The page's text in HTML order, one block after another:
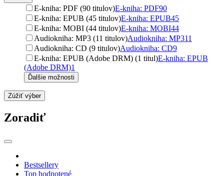
E-kniha: PDF (90 titulov)E-kniha: PDF90
E-kniha: EPUB (45 titulov)E-kniha: EPUB45
E-kniha: MOBI (44 titulov)E-kniha: MOBI44
Audiokniha: MP3 (11 titulov)Audiokniha: MP311
Audiokniha: CD (9 titulov)Audiokniha: CD9
E-kniha: EPUB (Adobe DRM) (1 titul)E-kniha: EPUB
(Adobe DRM)1
Ďalšie možnosti
Zúžiť výber
Zoradiť
Bestsellery
Top hodnotené